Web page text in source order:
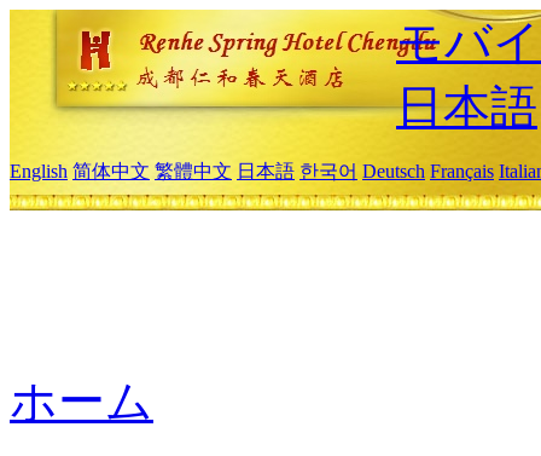
モバ
日本語
English 简体中文 繁體中文 日本語 한국어 Deutsch Français
ホーム